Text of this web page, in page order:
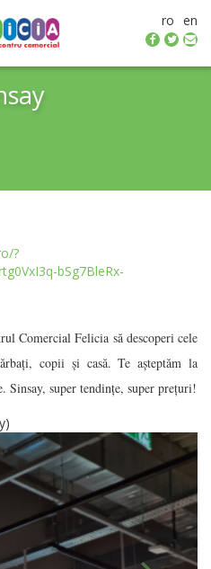
en
ro
?
bSg7BleRx-
Comercial Felicia să descoperi cele
copii și casă. Te așteptăm la
super tendințe, super prețuri!